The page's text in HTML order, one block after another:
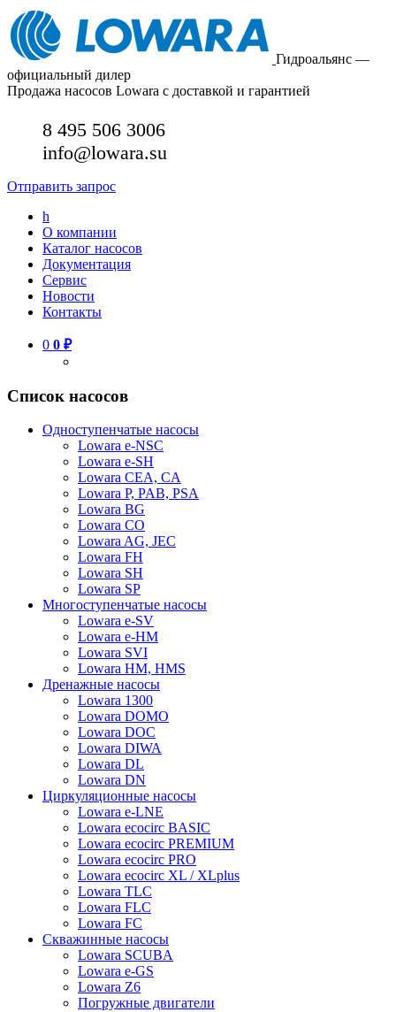
Гидроальянс —
официальный дилер
Продажа насосов Lowara с доставкой и гарантией
8 495 506 3006
info@lowara.su
Отправить запрос
h
О компании
Каталог насосов
Документация
Сервис
Новости
Контакты
0 0 ₽
Список насосов
Одноступенчатые насосы
Lowara e-NSC
Lowara e-SH
Lowara CEA, CA
Lowara P, PAB, PSA
Lowara BG
Lowara CO
Lowara AG, JEC
Lowara FH
Lowara SH
Lowara SP
Многоступенчатые насосы
Lowara e-SV
Lowara e-HM
Lowara SVI
Lowara HM, HMS
Дренажные насосы
Lowara 1300
Lowara DOMO
Lowara DOC
Lowara DIWA
Lowara DL
Lowara DN
Циркуляционные насосы
Lowara e-LNE
Lowara ecocirc BASIC
Lowara ecocirc PREMIUM
Lowara ecocirc PRO
Lowara ecocirc XL / XLplus
Lowara TLC
Lowara FLC
Lowara FC
Скважинные насосы
Lowara SCUBA
Lowara e-GS
Lowara Z6
Погружные двигатели